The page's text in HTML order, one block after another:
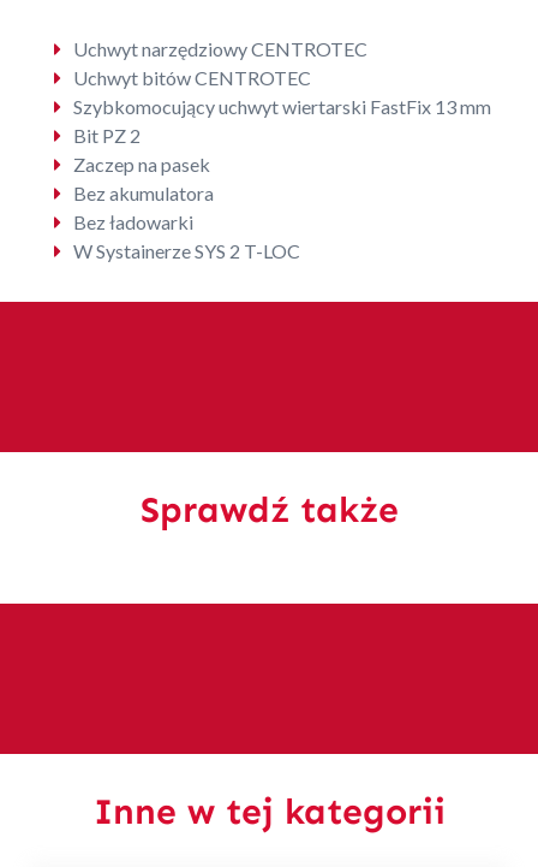
Uchwyt narzędziowy CENTROTEC
Uchwyt bitów CENTROTEC
Szybkomocujący uchwyt wiertarski FastFix 13 mm
Bit PZ 2
Zaczep na pasek
Bez akumulatora
Bez ładowarki
W Systainerze SYS 2 T-LOC
Sprawdź także
Inne w tej kategorii